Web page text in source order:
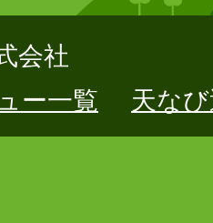
会社
ー一覧
天な